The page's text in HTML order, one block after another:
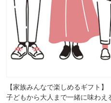
【家族みんなで楽しめるギフト】
子どもから大人まで一緒に味わ